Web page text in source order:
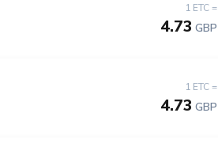
1 ETC =
4.73 GBP
1 ETC =
4.73 GBP